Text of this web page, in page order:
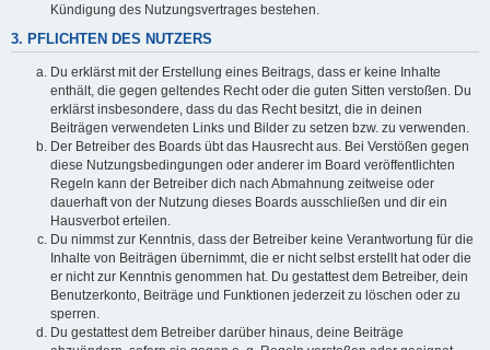
Kündigung des Nutzungsvertrages bestehen.
3. PFLICHTEN DES NUTZERS
Du erklärst mit der Erstellung eines Beitrags, dass er keine Inhalte
enthält, die gegen geltendes Recht oder die guten Sitten verstoßen. Du
erklärst insbesondere, dass du das Recht besitzt, die in deinen
Beiträgen verwendeten Links und Bilder zu setzen bzw. zu verwenden.
Der Betreiber des Boards übt das Hausrecht aus. Bei Verstößen gegen
diese Nutzungsbedingungen oder anderer im Board veröffentlichten
Regeln kann der Betreiber dich nach Abmahnung zeitweise oder
dauerhaft von der Nutzung dieses Boards ausschließen und dir ein
Hausverbot erteilen.
Du nimmst zur Kenntnis, dass der Betreiber keine Verantwortung für die
Inhalte von Beiträgen übernimmt, die er nicht selbst erstellt hat oder die
er nicht zur Kenntnis genommen hat. Du gestattest dem Betreiber, dein
Benutzerkonto, Beiträge und Funktionen jederzeit zu löschen oder zu
sperren.
Du gestattest dem Betreiber darüber hinaus, deine Beiträge